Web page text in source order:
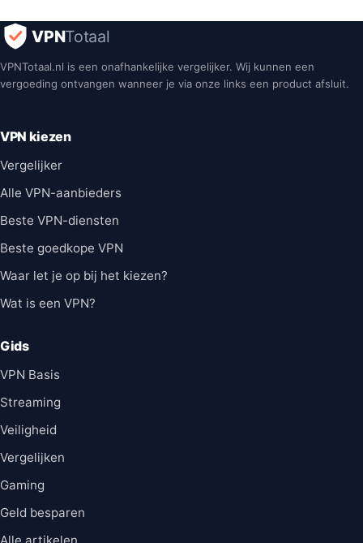
VPNTotaal
VPNTotaal.nl is een onafhankelijke vergelijker. Wij kunnen een
vergoeding ontvangen wanneer je via onze links een product afsluit.
VPN kiezen
Vergelijker
Alle VPN-aanbieders
Beste VPN-diensten
Beste goedkope VPN
Waar let je op bij het kiezen?
Wat is een VPN?
Gids
VPN Basis
Streaming
Veiligheid
Vergelijken
Gaming
Geld besparen
Alle artikelen